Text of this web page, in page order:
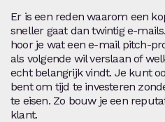
Er is een reden waarom een
sneller gaat dan twintig e-
hoor je wat een e-mail pitch-
als volgende wil verslaan of
echt belangrijk vindt. Je kunt
bent om tijd te investeren
te eisen. Zo bouw je een
klant.